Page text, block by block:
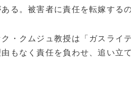
る。被害者に責任を転嫁する
・クムジュ教授は「ガスライ
もなく責任を負わせ、追い立